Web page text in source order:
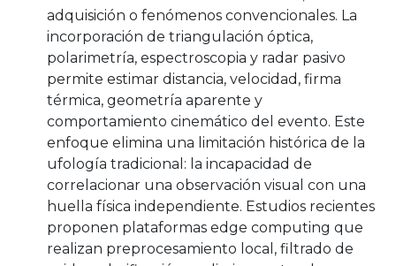
adquisición o fenómenos convencionales. La
incorporación de triangulación óptica,
polarimetría, espectroscopia y radar pasivo
permite estimar distancia, velocidad, firma
térmica, geometría aparente y
comportamiento cinemático del evento. Este
enfoque elimina una limitación histórica de la
ufología tradicional: la incapacidad de
correlacionar una observación visual con una
huella física independiente. Estudios recientes
proponen plataformas edge computing que
realizan preprocesamiento local, filtrado de